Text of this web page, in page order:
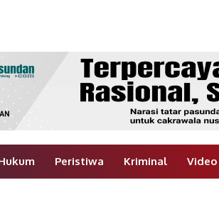
Peristiwa Kriminal Video